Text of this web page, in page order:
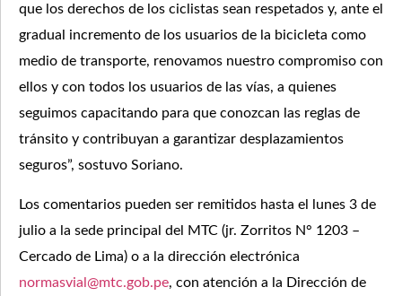
que los derechos de los ciclistas sean respetados y, ante el
gradual incremento de los usuarios de la bicicleta como
medio de transporte, renovamos nuestro compromiso con
ellos y con todos los usuarios de las vías, a quienes
seguimos capacitando para que conozcan las reglas de
tránsito y contribuyan a garantizar desplazamientos
seguros”, sostuvo Soriano.
Los comentarios pueden ser remitidos hasta el lunes 3 de
julio a la sede principal del MTC (jr. Zorritos N° 1203 –
Cercado de Lima) o a la dirección electrónica
normasvial@mtc.gob.pe, con atención a la Dirección de